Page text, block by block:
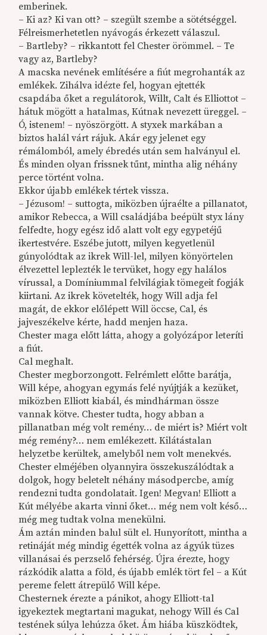
emberinek.
– Ki az? Ki van ott? – szegült szembe a sötétséggel.
Félreismerhetetlen nyávogás érkezett válaszul.
– Bartleby? – rikkantott fel Chester örömmel. – Te
vagy az, Bartleby?
A macska nevének említésére a fiút megrohanták az
emlékek. Zihálva idézte fel, hogyan ejtették
csapdába őket a regulátorok, Willt, Calt és Elliottot –
hátuk mögött a hatalmas, Kútnak nevezett üreggel. –
Ó, istenem! – nyöszörgött. A styxek markában a
biztos halál várt rájuk. Akár egy jelenet egy
rémálomból, amely ébredés után sem halványul el.
És minden olyan frissnek tűnt, mintha alig néhány
perce történt volna.
Ekkor újabb emlékek tértek vissza.
– Jézusom! – suttogta, miközben újraélte a pillanatot,
amikor Rebecca, a Will családjába beépült styx lány
felfedte, hogy egész idő alatt volt egy egypetéjű
ikertestvére. Eszébe jutott, milyen kegyetlenül
gúnyolódtak az ikrek Will-lel, milyen könyörtelen
élvezettel leplezték le tervüket, hogy egy halálos
vírussal, a Domíniummal felvilágiak tömegeit fogják
kiirtani. Az ikrek követelték, hogy Will adja fel
magát, de ekkor előlépett Will öccse, Cal, és
jajveszékelve kérte, hadd menjen haza.
Chester maga előtt látta, ahogy a golyózápor leteríti
a fiút.
Cal meghalt.
Chester megborzongott. Felrémlett előtte barátja,
Will képe, ahogyan egymás felé nyújtják a kezüket,
miközben Elliott kiabál, és mindhárman össze
vannak kötve. Chester tudta, hogy abban a
pillanatban még volt remény… de miért is? Miért volt
még remény?… nem emlékezett. Kilátástalan
helyzetbe kerültek, amelyből nem volt menekvés.
Chester elméjében olyannyira összekuszálódtak a
dolgok, hogy beletelt néhány másodpercbe, amíg
rendezni tudta gondolatait. Igen! Megvan! Elliott a
Kút mélyébe akarta vinni őket… még nem volt késő…
még meg tudtak volna menekülni.
Ám aztán minden balul sült el. Hunyorított, mintha a
retináját még mindig égették volna az ágyúk tüzes
villanásai és perzselő fehérség. Újra érezte, hogy
rázkódik alatta a föld, és újabb emlék tört fel – a Kút
pereme felett átrepülő Will képe.
Chesternek érezte a pánikot, ahogy Elliott-tal
igyekeztek megtartani magukat, nehogy Will és Cal
testének súlya lehúzza őket. Ám hiába küszködtek,